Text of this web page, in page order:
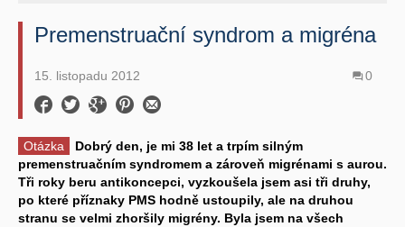
Premenstruační syndrom a migréna
15. listopadu 2012 0
Otázka
Dobrý den, je mi 38 let a trpím silným
premenstruačním syndromem a zároveň migrénami s aurou.
Tři roky beru antikoncepci, vyzkoušela jsem asi tři druhy,
po které příznaky PMS hodně ustoupily, ale na druhou
stranu se velmi zhoršily migrény. Byla jsem na všech